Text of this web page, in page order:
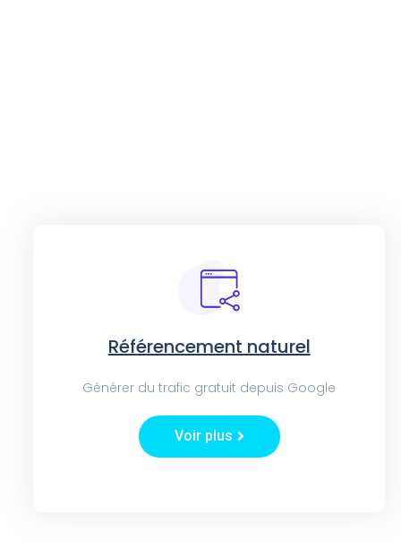
Référencement naturel
Générer du trafic gratuit depuis Google
Voir plus